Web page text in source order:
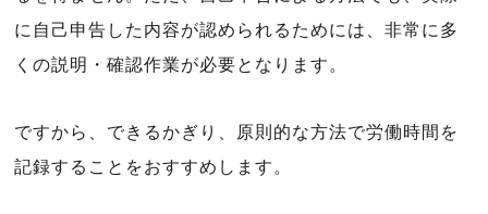
に自己申告した内容が認められるためには、非常に多
くの説明・確認作業が必要となります。
ですから、できるかぎり、原則的な方法で労働時間を
記録することをおすすめします。